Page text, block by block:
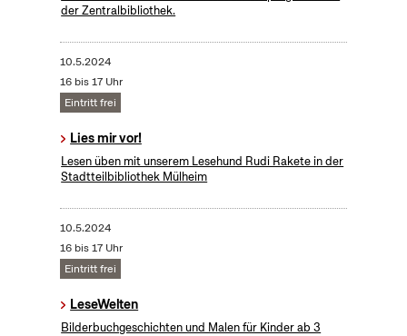
der Zentralbibliothek.
10.5.2024
16 bis 17 Uhr
Eintritt frei
Lies mir vor!
Lesen üben mit unserem Lesehund Rudi Rakete in der
Stadtteilbibliothek Mülheim
10.5.2024
16 bis 17 Uhr
Eintritt frei
LeseWelten
Bilderbuchgeschichten und Malen für Kinder ab 3